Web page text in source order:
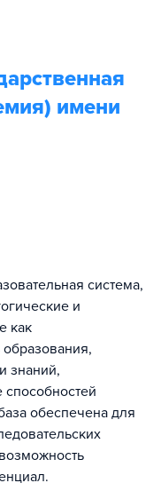
имени
система,
и
как
знаний,
способностей
обеспечена для